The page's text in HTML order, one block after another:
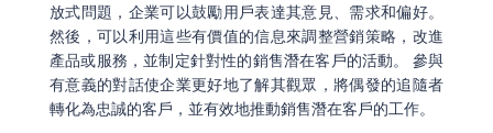
放式問題，企業可以鼓勵用戶表達其意見、需求和偏好。
然後，可以利用這些有價值的信息來調整營銷策略，改進
產品或服務，並制定針對性的銷售潛在客戶的活動。 參與
有意義的對話使企業更好地了解其觀眾，將偶發的追隨者
轉化為忠誠的客戶，並有效地推動銷售潛在客戶的工作。